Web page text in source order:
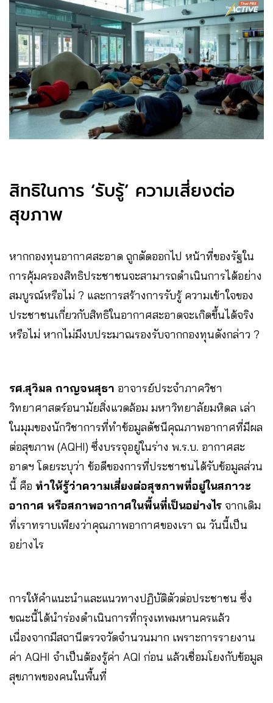
สิทธิในการ ‘รับรู้’ ความเสี่ยงต่อ
สุขภาพ
หากกองทุนอากาศสะอาด ถูกตัดออกไป หน้าที่ของรัฐใน
การคุ้มครองสิทธิประชาชนจะสามารถดำเนินการได้อย่าง
สมบูรณ์หรือไม่ ? และการสร้างการรับรู้ ความเข้าใจของ
ประชาชนเกี่ยวกับสิทธิในอากาศสะอาดจะเกิดขึ้นได้จริง
หรือไม่ หากไม่มีงบประมาณรองรับจากกองทุนดังกล่าว ?
รศ.สุวิมล กาญจนสุธา อาจารย์ประจำภาควิชา
วิทยาศาสตร์อนามัยสิ่งแวดล้อม มหาวิทยาลัยมหิดล เล่า
ในมุมของนักวิชาการที่ทำข้อมูลดัชนีคุณภาพอากาศที่มีผล
ต่อสุขภาพ (AQHI) ซึ่งบรรจุอยู่ในร่าง พ.ร.บ. อากาศสะ
อาดฯ โดยระบุว่า ข้อดีของการที่ประชาชนได้รับข้อมูลส่วน
นี้ คือ ทำให้รู้ว่าความเสี่ยงต่อสุขภาพที่อยู่ในสภาวะ
อากาศ หรือสภาพอากาศในพื้นที่เป็นอย่างไร จากเดิม
ที่เราทราบเพียงว่าคุณภาพอากาศของเรา ณ วันนี้เป็น
อย่างไร
การให้คำแนะนำและแนวทางปฏิบัติตัวต่อประชาชน ซึ่ง
ขณะนี้ได้นำร่องดำเนินการที่กรุงเทพมหานครแล้ว
เนื่องจากมีสถานีตรวจวัดจำนวนมาก เพราะการรายงาน
ค่า AQHI จำเป็นต้องรู้ค่า AQI ก่อน แล้วเชื่อมโยงกับข้อมูล
สุขภาพของคนในพื้นที่